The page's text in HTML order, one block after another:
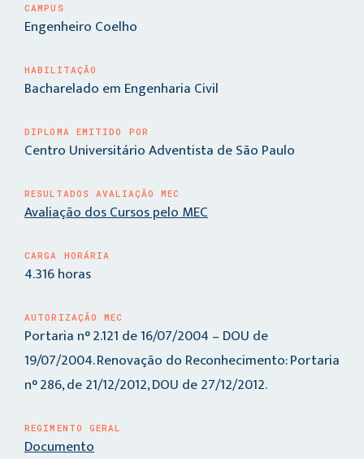
CAMPUS
Engenheiro Coelho
HABILITAÇÃO
Bacharelado em Engenharia Civil
DIPLOMA EMITIDO POR
Centro Universitário Adventista de São Paulo
RESULTADOS AVALIAÇÃO MEC
Avaliação dos Cursos pelo MEC
CARGA HORÁRIA
4.316 horas
AUTORIZAÇÃO MEC
Portaria n° 2.121 de 16/07/2004 – DOU de
19/07/2004. Renovação do Reconhecimento: Portaria
n° 286, de 21/12/2012, DOU de 27/12/2012.
REGIMENTO GERAL
Documento